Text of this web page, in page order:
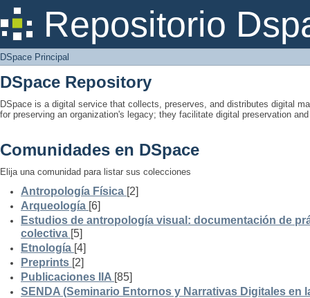
Repositorio
DSpace Principal
DSpace Principal
DSpace Repository
DSpace is a digital service that collects, preserves, and distributes digital
for preserving an organization's legacy; they facilitate digital preservation
Comunidades en DSpace
Elija una comunidad para listar sus colecciones
Antropología Física [2]
Arqueología [6]
Estudios de antropología visual: documentación de
colectiva [5]
Etnología [4]
Preprints [2]
Publicaciones IIA [85]
SENDA (Seminario Entornos y Narrativas Digitales en